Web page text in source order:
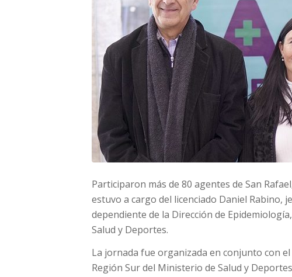
Participaron más de 80 agentes de San
estuvo a cargo del licenciado Daniel Rabino,
dependiente de la Dirección de
Salud y Deportes.
La jornada fue organizada en conjunto con
Región Sur del Ministerio de Salud y